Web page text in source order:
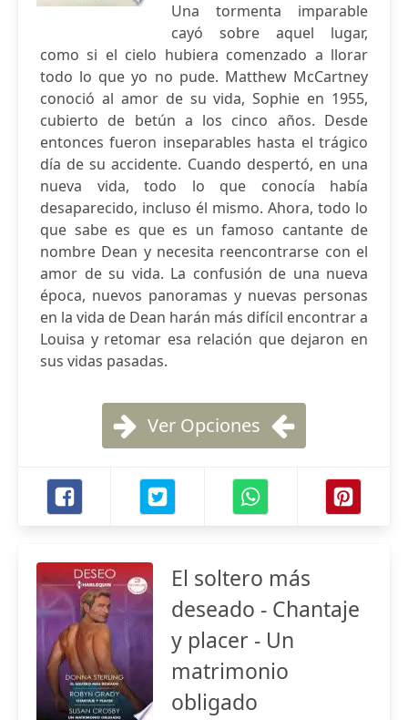
Una tormenta imparable
cayó sobre aquel lugar,
como si el cielo hubiera comenzado a llorar
todo lo que yo no pude. Matthew McCartney
conoció al amor de su vida, Sophie en 1955,
cubierto de betún a los cinco años. Desde
entonces fueron inseparables hasta el trágico
día de su accidente. Cuando despertó, en una
nueva vida, todo lo que conocía había
desaparecido, incluso él mismo. Ahora, todo lo
que sabe es que es un famoso cantante de
nombre Dean y necesita reencontrarse con el
amor de su vida. La confusión de una nueva
época, nuevos panoramas y nuevas personas
en la vida de Dean harán más difícil encontrar a
Louisa y retomar esa relación que dejaron en
sus vidas pasadas.
Ver Opciones
El soltero más
deseado - Chantaje
y placer - Un
matrimonio
obligado